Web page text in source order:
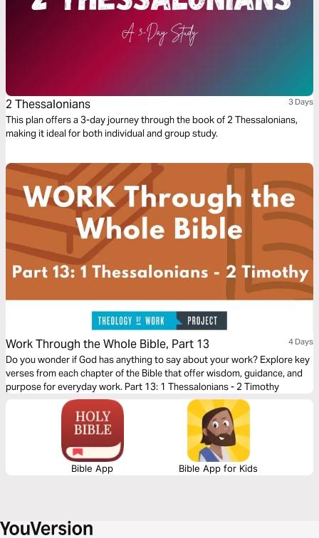
2 Thessalonians 3 Days
This plan offers a 3-day journey through the book of 2 Thessalonians,
making it ideal for both individual and group study.
Work Through the Whole Bible, Part 13 4 Days
Do you wonder if God has anything to say about your work? Explore key
verses from each chapter of the Bible that offer wisdom, guidance, and
purpose for everyday work. Part 13: 1 Thessalonians - 2 Timothy
Bible App Bible App for Kids